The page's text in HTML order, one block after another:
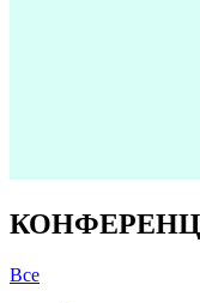
Все